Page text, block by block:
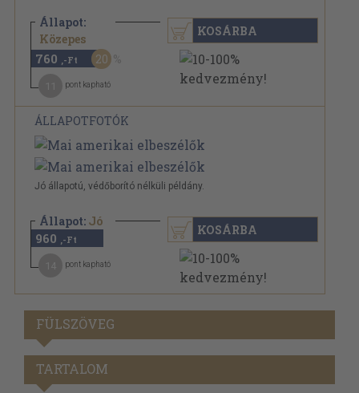
Állapot:
Közepes
960 Ft
760 ,-Ft 20
pont kapható
KOSÁRBA
ÁLLAPOTFOTÓK
Jó állapotú, védőborító nélküli példány.
Állapot: Jó
960 ,-Ft
pont kapható
KOSÁRBA
FÜLSZÖVEG
TARTALOM